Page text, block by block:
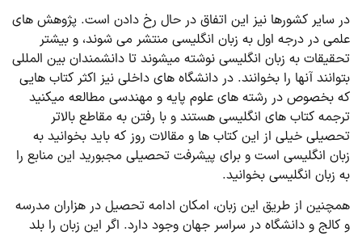
در سایر کشورها نیز این اتفاق در حال رخ دادن است. پژوهش­ های
علمی در درجه اول به زبان انگلیسی منتشر می­ شوند، و بیشتر
تحقیقات به زبان انگلیسی نوشته می­شوند تا دانشمندان بین ­المللی
بتوانند آنها را بخوانند. در دانشگاه ­های داخلی نیز اکثر کتاب ­هایی
که بخصوص در رشته­ های علوم پایه و مهندسی مطالعه می­کنید
ترجمه کتاب های انگلیسی هستند و با رفتن به مقاطع بالاتر
تحصیلی خیلی از این کتاب ­ها و مقالات روز که باید بخوانید به
زبان انگلیسی است و برای پیشرفت تحصیلی مجبورید این منابع را
به زبان انگلیسی بخوانید.
همچنین از طریق این زبان، امکان ادامه تحصیل در هزاران مدرسه
و کالج و دانشگاه در سراسر جهان وجود دارد. اگر این زبان را بلد